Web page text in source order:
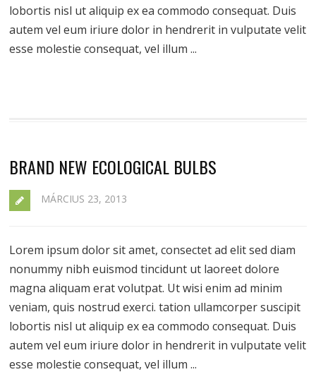
lobortis nisl ut aliquip ex ea commodo consequat. Duis
autem vel eum iriure dolor in hendrerit in vulputate velit
esse molestie consequat, vel illum ...
BRAND NEW ECOLOGICAL BULBS
MÁRCIUS 23, 2013
Lorem ipsum dolor sit amet, consectet ad elit sed diam
nonummy nibh euismod tincidunt ut laoreet dolore
magna aliquam erat volutpat. Ut wisi enim ad minim
veniam, quis nostrud exerci. tation ullamcorper suscipit
lobortis nisl ut aliquip ex ea commodo consequat. Duis
autem vel eum iriure dolor in hendrerit in vulputate velit
esse molestie consequat, vel illum ...